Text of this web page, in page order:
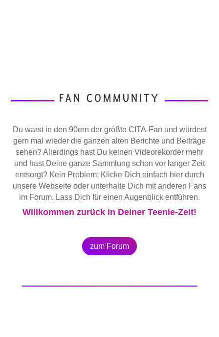
FAN COMMUNITY
Du warst in den 90ern der größte CITA-Fan und würdest
gern mal wieder die ganzen alten Berichte und Beiträge
sehen? Allerdings hast Du keinen Videorekorder mehr
und hast Deine ganze Sammlung schon vor langer Zeit
entsorgt? Kein Problem: Klicke Dich einfach hier durch
unsere Webseite oder unterhalte Dich mit anderen Fans
im Forum. Lass Dich für einen Augenblick entführen.
Willkommen zurück in Deiner Teenie-Zeit!
zum Forum